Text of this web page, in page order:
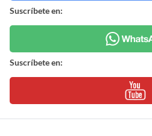
Suscríbete en:
Suscríbete en: